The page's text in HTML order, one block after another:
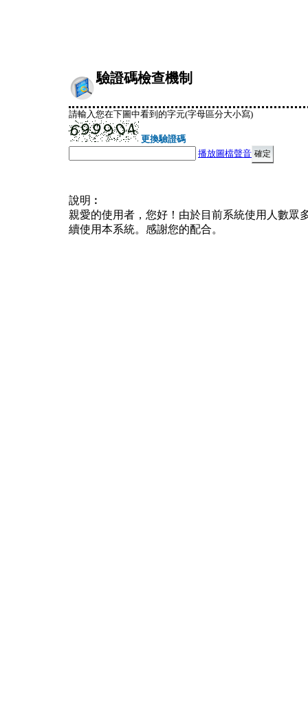
驗證碼檢查機制
請輸入您在下圖中看到的字元(字母區分大小寫)
更換驗證碼
播放圖檔聲音
說明︰
親愛的使用者，您好！由於目前系統使用人數眾
續使用本系統。感謝您的配合。